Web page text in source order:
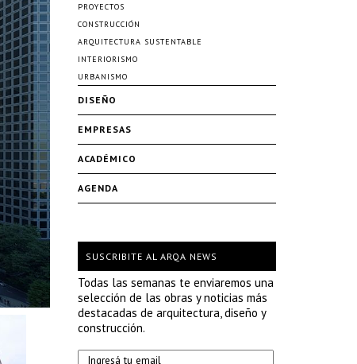
PROYECTOS
CONSTRUCCIÓN
ARQUITECTURA SUSTENTABLE
INTERIORISMO
URBANISMO
DISEÑO
EMPRESAS
ACADÉMICO
AGENDA
SUSCRIBITE AL ARQA NEWS
Todas las semanas te enviaremos una
selección de las obras y noticias más
destacadas de arquitectura, diseño y
construcción.